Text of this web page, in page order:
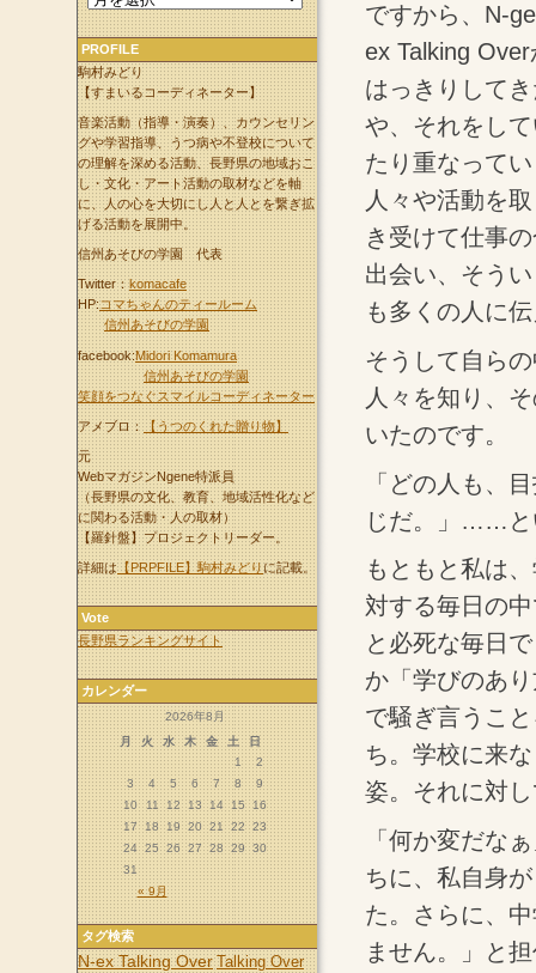
ですから、N-
ex Talking
はっきりして
や、それをし
たり重なって
人々や活動を
き受けて仕事
出会い、そう
も多くの人に
そうして自ら
人々を知り、
いたのです。
「どの人も、
じだ。」……と
もともと私は
対する毎日の
と必死な毎日
か「学びのあ
で騒ぎ言うこ
ち。学校に来
姿。それに対
「何か変だな
ちに、私自身
た。さらに、
ません。」と
PROFILE
駒村みどり
【すまいるコーディネーター】
音楽活動（指導・演奏）、カウンセリン
グや学習指導、うつ病や不登校について
の理解を深める活動、長野県の地域おこ
し・文化・アート活動の取材などを軸
に、人の心を大切にし人と人とを繋ぎ拡
げる活動を展開中。
信州あそびの学園 代表
Twitter：komacafe
HP:コマちゃんのティールーム
信州あそびの学園
facebook:Midori Komamura
信州あそびの学園
笑顔をつなぐスマイルコーディネーター
アメブロ：【うつのくれた贈り物】
元
WebマガジンNgene特派員
（長野県の文化、教育、地域活性化など
に関わる活動・人の取材）
【羅針盤】プロジェクトリーダー。
詳細は【PRPFILE】駒村みどりに記載。
Vote
長野県ランキングサイト
カレンダー
2026年8月
月
火 水 木 金 土 日
« 9月
1
2
3
4 5 6 7 8
9
10
11 12 13 14 15
16
17
18 19 20 21 22
23
24
25 26 27 28 29
30
31
タグ検索
N-ex Talking Over Talking Over